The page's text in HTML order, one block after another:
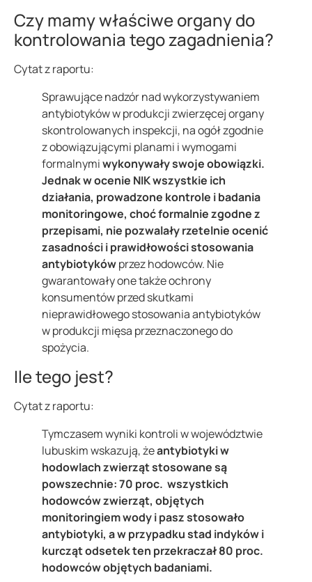
Czy mamy właściwe organy do
kontrolowania tego zagadnienia?
Cytat z raportu:
Sprawujące nadzór nad wykorzystywaniem
antybiotyków w produkcji zwierzęcej organy
skontrolowanych inspekcji, na ogół zgodnie
z obowiązującymi planami i wymogami
formalnymiwykonywały swoje obowiązki.
Jednak w ocenie NIK wszystkie ich
działania, prowadzone kontrole i badania
monitoringowe, choć formalnie zgodne z
przepisami, nie pozwalały rzetelnie ocenić
zasadności i prawidłowości stosowania
antybiotykówprzez hodowców. Nie
gwarantowały one także ochrony
konsumentów przed skutkami
nieprawidłowego stosowania antybiotyków
w produkcji mięsa przeznaczonego do
spożycia.
Ile tego jest?
Cytat z raportu:
Tymczasem wyniki kontroli w województwie
lubuskim wskazują, żeantybiotyki w
hodowlach zwierząt stosowane są
powszechnie: 70 proc. wszystkich
hodowców zwierząt, objętych
monitoringiem wody i pasz stosowało
antybiotyki, a w przypadku stad indyków i
kurcząt odsetek ten przekraczał 80 proc.
hodowców objętych badaniami.